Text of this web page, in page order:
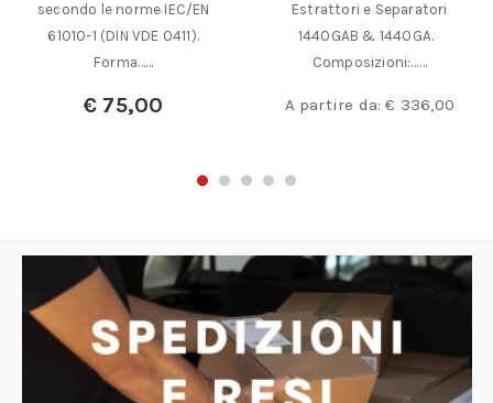
secondo le norme IEC/EN
61010-1 (DIN VDE 0411).
Forma……
€ 75,00
Estrattori e Separatori
1440GAB & 1440GA.
Composizioni:……
A partire da:€ 336,00